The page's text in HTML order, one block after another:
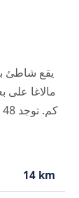
14 km